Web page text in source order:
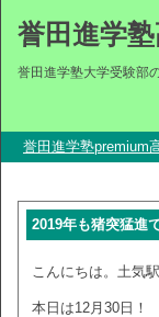
誉田進学
誉田進学塾大学受験部
誉田進学塾premium
2019年も猪突猛進
こんにちは。土気
本日は12月30日！